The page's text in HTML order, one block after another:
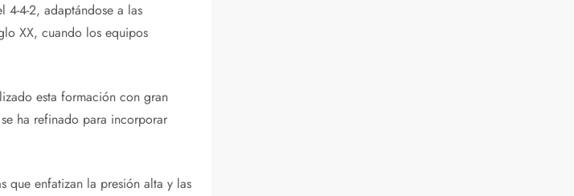
4-4-2, adaptándose a las
XX, cuando los equipos
esta formación con gran
ha refinado para incorporar
que enfatizan la presión alta y las